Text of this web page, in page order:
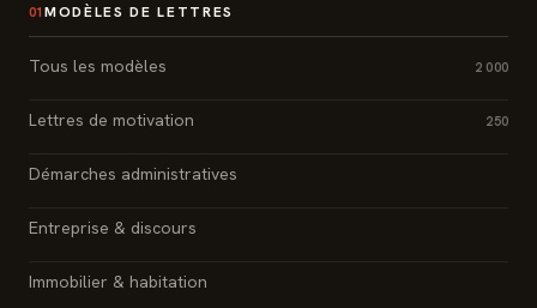
01 MODÈLES DE LETTRES
Tous les modèles 2 000
Lettres de motivation 250
Démarches administratives
Entreprise & discours
Immobilier & habitation